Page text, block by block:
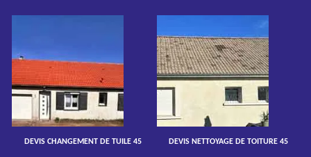
DEVIS CHANGEMENT DE TUILE 45 DEVIS NETTOYAGE DE TOITURE 45